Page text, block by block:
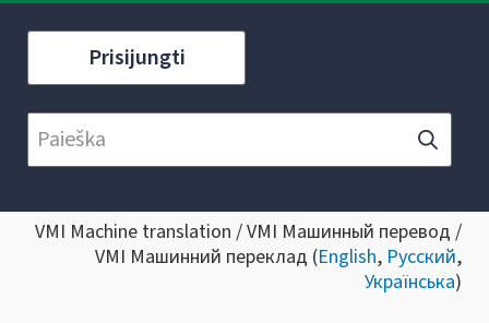
Prisijungti
VMI Machine translation / VMI Машинный перевод /
VMI Машинний переклад (English, Русский,
Українська)